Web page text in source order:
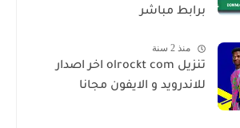
برابط مباشر
منذ 2 سنة
تنزيل olrockt com اخر اصدار
للاندرويد و الايفون مجانا